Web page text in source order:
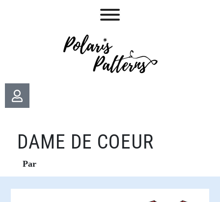
DAME DE COEUR
Par